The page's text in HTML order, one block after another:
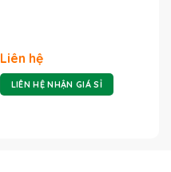
Liên hệ
LIÊN HỆ NHẬN GIÁ SỈ